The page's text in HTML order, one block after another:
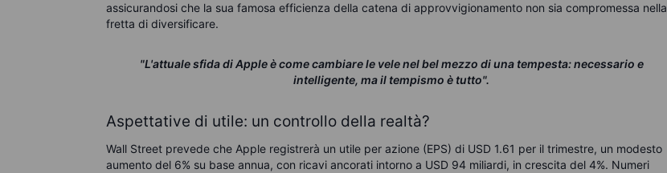
assicurandosi che la sua famosa efficienza della catena di approvvigionamento non sia compromessa nella
fretta di diversificare.
"L'attuale sfida di Apple è come cambiare le vele nel bel mezzo di una tempesta: necessario e
intelligente, ma il tempismo è tutto".
Aspettative di utile: un controllo della realtà?
Wall Street prevede che Apple registrerà un utile per azione (EPS) di USD 1.61 per il trimestre, un modesto
aumento del 6% su base annua, con ricavi ancorati intorno a USD 94 miliardi, in crescita del 4%. Numeri